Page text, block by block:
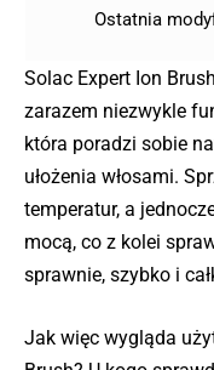
Ostatnia
Solac Expert Ion
zarazem niezwykle
która poradzi sobie
ułożenia włosami.
temperatur, a
mocą, co z kolei
sprawnie, szybko i
Jak więc wygląda